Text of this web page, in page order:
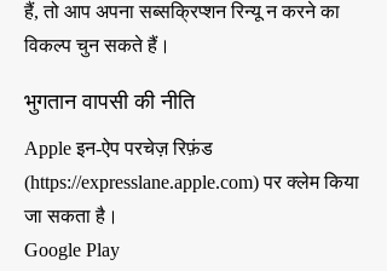
हैं, तो आप अपना सब्सक्रिप्शन रिन्यू न करने का
विकल्प चुन सकते हैं।
भुगतान वापसी की नीति
Apple इन-ऐप परचेज़ रिफ़ंड
(https://expresslane.apple.com) पर क्लेम किया
जा सकता है।
Google Play